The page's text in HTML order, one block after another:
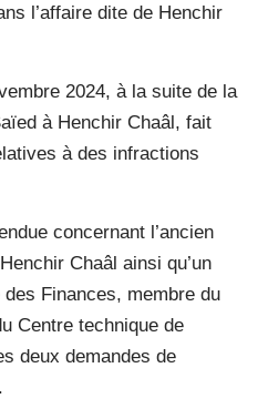
l’affaire dite de Henchir
2024, à la suite de la
à Henchir Chaâl, fait
à des infractions
concernant l’ancien
Chaâl ainsi qu’un
Finances, membre du
Centre technique de
deux demandes de